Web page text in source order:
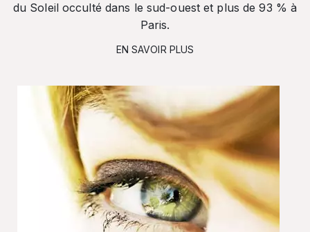
du Soleil occulté dans le sud-ouest et plus de 93 % à
Paris.
EN SAVOIR PLUS